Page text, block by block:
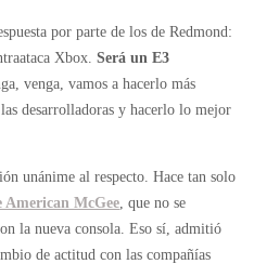
por parte de los de Redmond:
Xbox.Será un E3
venga, vamos a hacerlo más
desarrolladoras y hacerlo lo mejor
unánime al respecto. Hace tan solo
American McGee, que no se
la nueva consola. Eso sí, admitió
de actitud con las compañías